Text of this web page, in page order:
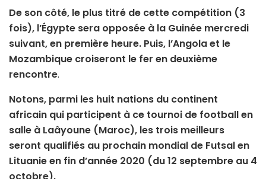
De son côté, le plus titré de cette compétition (3
fois), l’Égypte sera opposée à la Guinée mercredi
suivant, en première heure. Puis, l’Angola et le
Mozambique croiseront le fer en deuxième
rencontre.
Notons, parmi les huit nations du continent
africain qui participent à ce tournoi de football en
salle à Laâyoune (Maroc), les trois meilleurs
seront qualifiés au prochain mondial de Futsal en
Lituanie en fin d’année 2020 (du 12 septembre au 4